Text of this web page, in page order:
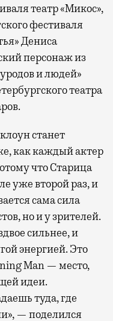
театр «Микос»,
фестиваля
Дениса
персонаж из
и людей»
театра
станет
как каждый актер
что Старица
уже второй раз, и
сама сила
но и у зрителей.
сильнее, и
энергией. Это
Man — место,
идеи.
туда, где
— поделился